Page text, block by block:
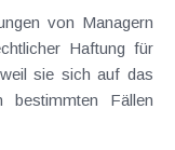
von Managern
Haftung für
sie sich auf das
bestimmten Fällen